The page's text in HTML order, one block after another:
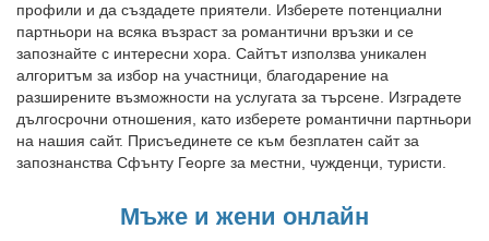
профили и да създадете приятели. Изберете потенциални
партньори на всяка възраст за романтични връзки и се
запознайте с интересни хора. Сайтът използва уникален
алгоритъм за избор на участници, благодарение на
разширените възможности на услугата за търсене. Изградете
дългосрочни отношения, като изберете романтични партньори
на нашия сайт. Присъединете се към безплатен сайт за
запознанства Сфънту Георге за местни, чужденци, туристи.
Мъже и жени онлайн